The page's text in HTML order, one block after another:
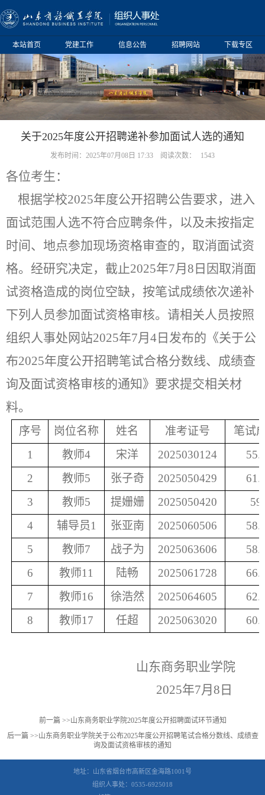
本站首页 党建工作 信息公告 招聘网站 下载专区
关于2025年度公开招聘递补参加面试人选的通知
发布时间：2025年07月08日 17:33 阅读次数： 1543
各位考生：
根据学校2025年度公开招聘公告要求，进入
面试范围人选不符合应聘条件， 以及未按指定
时间、地点参加现场资格审查的，取消面试资
格。经研究决定，截止2025年7月 8 日因取消面
试资格造成的岗位空缺，按笔试成绩依次递补
下列人员参加面试资格审核。请相关人员按照
组织人事处网站2025年7月 4 日发布的《关于公
布2025年度公开招聘笔试合格分数线、成绩查
询及面试资格审核的通知》要求提交相关材
料。
序号 岗位名称 姓名 准考证号
笔试
1
教师4 宋洋 2025030124
2
教师5 张子奇 2025050429
3
教师5 提姗姗 2025050420
59
4
辅导员1 张亚南 2025060506
5
教师7 战子为 2025063606
6
教师11 陆畅 2025061728
7
教师16 徐浩然 2025064605
8
教师17 任超 2025063020
山东商务职业学院
2025年7月8日
前一篇 >>山东商务职业学院2025年度公开招聘面试环节通知
后一篇 >>山东商务职业学院关于公布2025年度公开招聘笔试合格分数线、成绩查
询及面试资格审核的通知
地址：山东省烟台市高新区金海路1001号
组织人事处：0535-6925018